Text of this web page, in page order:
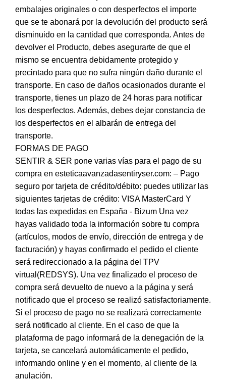
embalajes originales o con desperfectos el importe
que se te abonará por la devolución del producto será
disminuido en la cantidad que corresponda. Antes de
devolver el Producto, debes asegurarte de que el
mismo se encuentra debidamente protegido y
precintado para que no sufra ningún daño durante el
transporte. En caso de daños ocasionados durante el
transporte, tienes un plazo de 24 horas para notificar
los desperfectos. Además, debes dejar constancia de
los desperfectos en el albarán de entrega del
transporte.
FORMAS DE PAGO
SENTIR & SER pone varias vías para el pago de su
compra en esteticaavanzadasentiryser.com: – Pago
seguro por tarjeta de crédito/débito: puedes utilizar las
siguientes tarjetas de crédito: VISA MasterCard Y
todas las expedidas en España - Bizum Una vez
hayas validado toda la información sobre tu compra
(artículos, modos de envío, dirección de entrega y de
facturación) y hayas confirmado el pedido el cliente
será redireccionado a la página del TPV
virtual(REDSYS). Una vez finalizado el proceso de
compra será devuelto de nuevo a la página y será
notificado que el proceso se realizó satisfactoriamente.
Si el proceso de pago no se realizará correctamente
será notificado al cliente. En el caso de que la
plataforma de pago informará de la denegación de la
tarjeta, se cancelará automáticamente el pedido,
informando online y en el momento, al cliente de la
anulación.